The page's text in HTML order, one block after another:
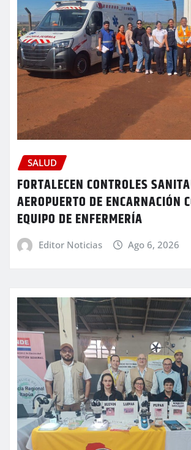
SALUD
FORTALECEN CONTROLES
AEROPUERTO DE ENCARNACIÓN
EQUIPO DE ENFERMERÍA
Editor Noticias Ago 6, 2026